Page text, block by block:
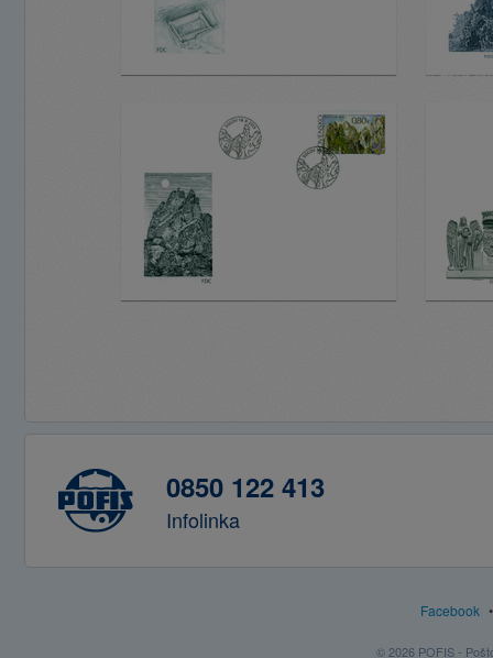
0850 122 413
Infolinka
Facebook
© 2026 POFIS -